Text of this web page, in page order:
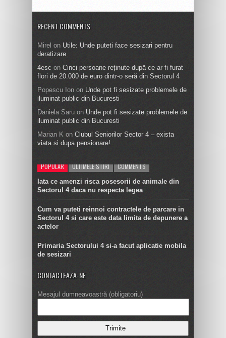
RECENT COMMENTS
Mirel on Utile: Unde puteti face sesizari pentru
deratizare
4esc on Cinci persoane reținute după ce ar fi furat
flori de 20.000 de euro dintr-o seră din Sectorul 4
Popescu Ion on Unde pot fi sesizate problemele de
iluminat public din Bucuresti
Daniela Saru on Unde pot fi sesizate problemele de
iluminat public din Bucuresti
Marian K on Clubul Seniorilor Sector 4 – exista
viata si dupa pensionare!
POPULAR ULTIMELE STIRI COMMENTS
Iata ce amenzi risca posesorii de animale din
Sectorul 4 daca nu respecta legea
Cum va puteti reinnoi contractele de parcare in
Sectorul 4 si care este data limita de depunere a
actelor
Primaria Sectorului 4 si-a facut aplicatie mobila
de sesizari
CONTACTEAZA-NE
Mesajul dumneavoastră (obligatoriu)